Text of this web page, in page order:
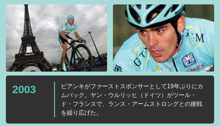
2003
ビアンキがファーストスポンサーとして19年ぶりにカ
ムバック。ヤン・ウルリッヒ（ドイツ）がツール・
ド・フランスで、ランス・アームストロングとの接戦
を繰り広げた。